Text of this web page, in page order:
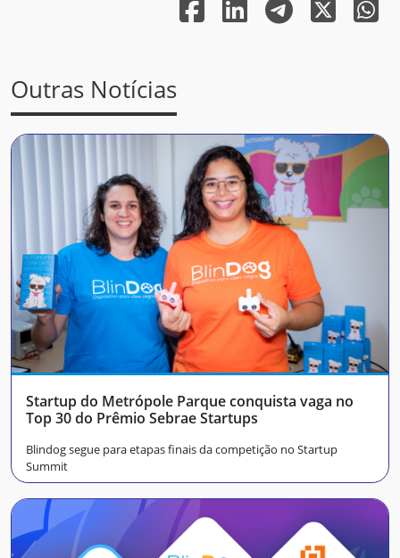
Outras Notícias
Startup do Metrópole Parque conquista vaga no
Top 30 do Prêmio Sebrae Startups
Blindog segue para etapas finais da competição no Startup
Summit